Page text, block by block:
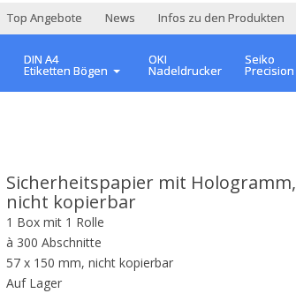
Top Angebote News Infos zu den Produkten
DIN A4
Etiketten Bögen
OKI
Nadeldrucker
Seiko
Precision
Sicherheitspapier mit Hologramm,
nicht kopierbar
1 Box mit 1 Rolle
à 300 Abschnitte
57 x 150 mm, nicht kopierbar
Auf Lager